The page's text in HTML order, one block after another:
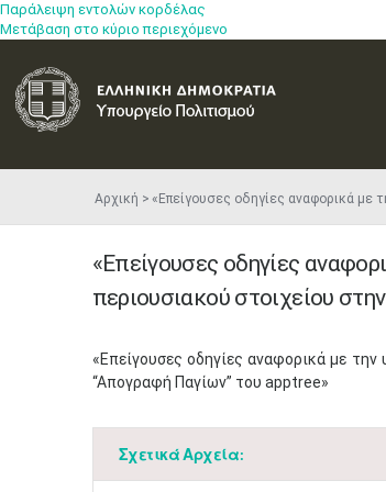
Παράλειψη εντολών κορδέλας
Μετάβαση στο κύριο περιεχόμενο
Αρχική «Επείγουσες οδηγίες αναφορικά με
«Επείγουσες οδηγίες
περιουσιακού στοιχείου
​«Επείγουσες οδηγίες αναφορικά με
“Απογραφή Παγίων” του apptree»
Σχετικά Αρχεία: